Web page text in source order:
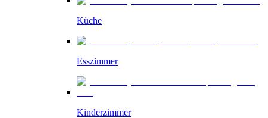
Küche
Esszimmer
Kinderzimmer